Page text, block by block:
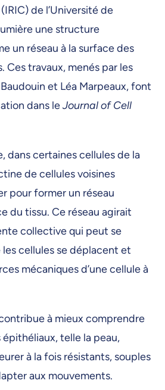
de l’Université de
une structure
un réseau à la surface des
Ces travaux, menés par les
et Léa Marpeaux, font
dans leJournal of Cell
dans certaines cellules de la
de cellules voisines
pour former un réseau
du tissu. Ce réseau agirait
collective qui peut se
les cellules se déplacent et
mécaniques d’une cellule à
à mieux comprendre
telle la peau,
à la fois résistants, souples
aux mouvements.